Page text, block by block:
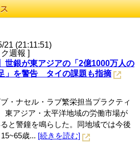
21 (21:11:51)
週報 ]
世銀が東アジアの「2億1000万人の
」を警告 タイの課題も指摘
・ナセル・ラブ繁栄担当プラクティ
東アジア・太平洋地域の労働市場が
と警鐘を鳴らした。同地域では今後
歳... [続きを読む]